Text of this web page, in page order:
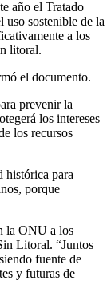
año el Tratado
uso sostenible de la
a los
litoral.
el documento.
prevenir la
los intereses
los recursos
histórica para
porque
la ONU a los
Litoral. “Juntos
fuente de
y futuras de